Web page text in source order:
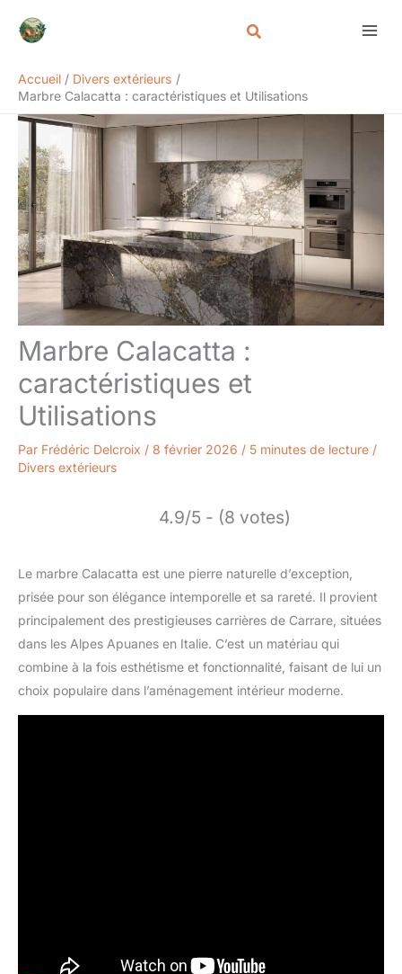
Accueil
Divers extérieurs
Marbre Calacatta : caractéristiques et Utilisations
Marbre Calacatta :
caractéristiques et
Utilisations
Par Frédéric Delcroix / 8 février 2026 / 5 minutes de lecture /
Divers extérieurs
4.9/5 - (8 votes)
Le marbre Calacatta est une pierre naturelle d’exception,
prisée pour son élégance intemporelle et sa rareté. Il provient
principalement des prestigieuses carrières de Carrare, situées
dans les Alpes Apuanes en Italie. C’est un matériau qui
combine à la fois esthétisme et fonctionnalité, faisant de lui un
choix populaire dans l’aménagement intérieur moderne.